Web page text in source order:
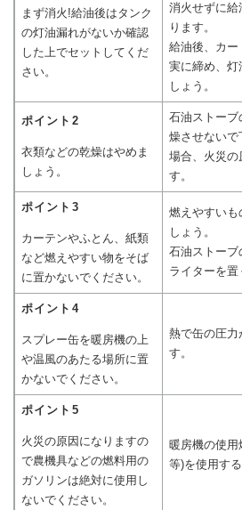
まず消火!給油後はタンク
の灯油漏れがないか確認
した上でセットしてくだ
さい。
消火せずに給
ります。
給油後、カー
実に締め、灯
しょう。
ポイント2
衣類などの乾燥はやめま
しょう。
石油ストーブ
燥させないで
場合、火災の
す。
ポイント3
カーテンやふとん、紙類
など燃えやすい物をそば
に置かないでください。
燃えやすいも
しょう。
石油ストーブ
ライターを置
ポイント4
スプレー缶を暖房機の上
や温風のあたる場所に置
かないでください。
熱で缶の圧力
す。
ポイント5
火災の原因になりますの
で農機具などの燃料用の
ガソリンは絶対に使用し
ないでください。
暖房機の使用
等)を使用す